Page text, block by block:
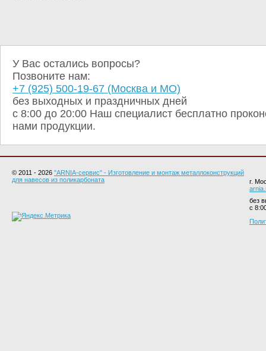
У Вас остались вопросы?
Позвоните нам:
+7 (925) 500-19-67 (Москва и МО)
без выходных и праздничных дней
с 8:00 до 20:00 Наш специалист бесплатно
нами продукции.
© 2011 - 2026 "ARNIA-сервис" - Изготовление и монтаж металлоконструкций
для навесов из поликарбоната
г.
без
с